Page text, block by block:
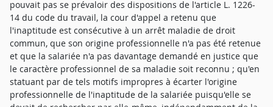
pouvait pas se prévaloir des dispositions de l'article L. 1226-
14 du code du travail, la cour d'appel a retenu que
l'inaptitude est consécutive à un arrêt maladie de droit
commun, que son origine professionnelle n'a pas été retenue
et que la salariée n'a pas davantage demandé en justice que
le caractère professionnel de sa maladie soit reconnu ; qu'en
statuant par de tels motifs impropres à écarter l'origine
professionnelle de l'inaptitude de la salariée puisqu'elle se